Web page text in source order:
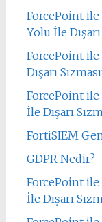
ForcePoint
Yolu İle
ForcePoint
Dışarı
ForcePoint
İle Dışarı
FortiSIEM
GDPR Nedir?
ForcePoint
İle Dışarı